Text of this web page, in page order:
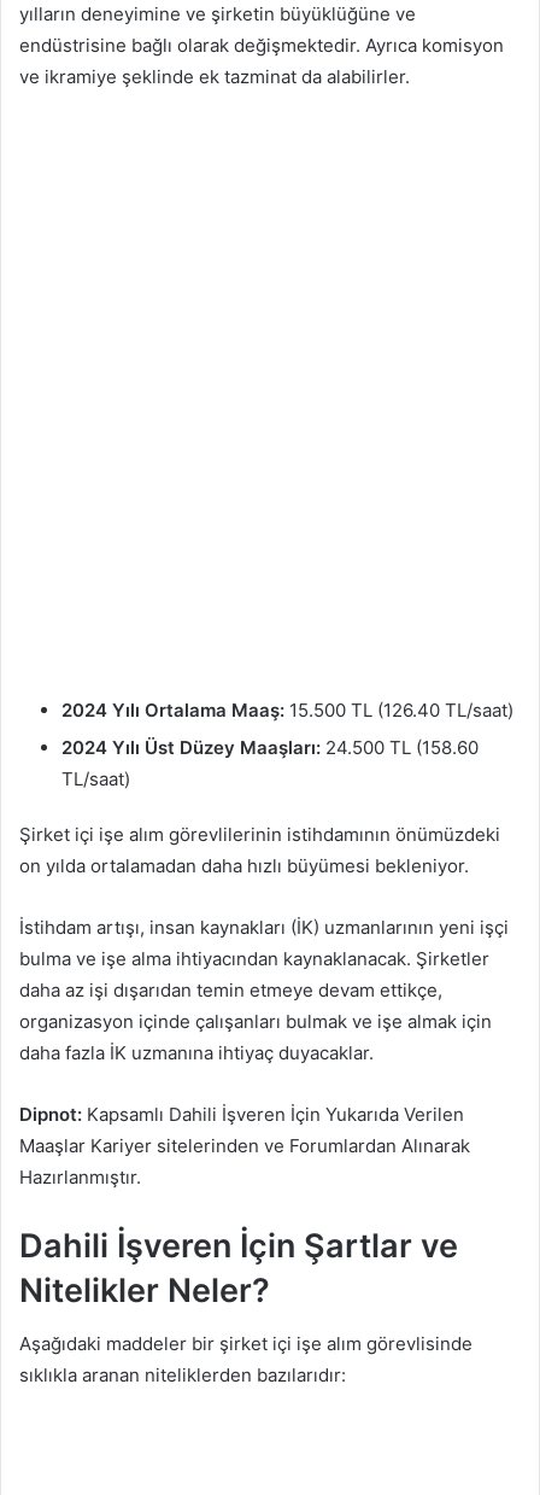
yılların deneyimine ve şirketin büyüklüğüne ve
endüstrisine bağlı olarak değişmektedir. Ayrıca komisyon
ve ikramiye şeklinde ek tazminat da alabilirler.
2024 Yılı Ortalama Maaş: 15.500 TL (126.40 TL/saat)
2024 Yılı Üst Düzey Maaşları: 24.500 TL (158.60
TL/saat)
Şirket içi işe alım görevlilerinin istihdamının önümüzdeki
on yılda ortalamadan daha hızlı büyümesi bekleniyor.
İstihdam artışı, insan kaynakları (İK) uzmanlarının yeni işçi
bulma ve işe alma ihtiyacından kaynaklanacak. Şirketler
daha az işi dışarıdan temin etmeye devam ettikçe,
organizasyon içinde çalışanları bulmak ve işe almak için
daha fazla İK uzmanına ihtiyaç duyacaklar.
Dipnot: Kapsamlı Dahili İşveren İçin Yukarıda Verilen
Maaşlar Kariyer sitelerinden ve Forumlardan Alınarak
Hazırlanmıştır.
Dahili İşveren İçin Şartlar ve
Nitelikler Neler?
Aşağıdaki maddeler bir şirket içi işe alım görevlisinde
sıklıkla aranan niteliklerden bazılarıdır: